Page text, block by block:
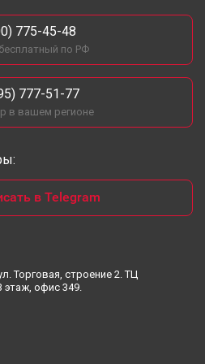
775-45-48
по РФ
777-51-77
в вашем регионе
в Telegram
Торговая, строение 2. ТЦ
этаж, офис 349.